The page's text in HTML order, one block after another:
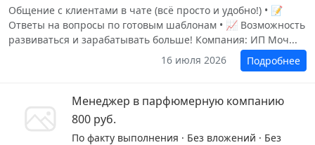
Общение с клиентами в чате (всё просто и удобно!) • 📝
Ответы на вопросы по готовым шаблонам • 📈 Возможность
развиваться и зарабатывать больше! Компания: ИП Моч...
16 июля 2026
Подробнее
Менеджер в парфюмерную компанию
800 руб.
По факту выполнения · Без вложений · Без